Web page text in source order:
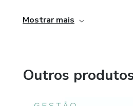
Mostrar mais
Outros